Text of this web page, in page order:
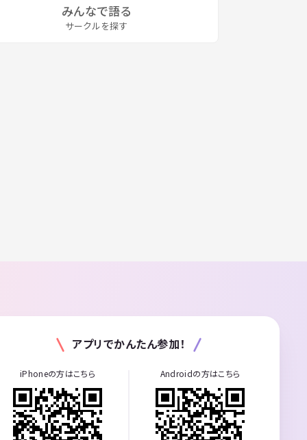
みんなで語る
サークルを探す
アプリでかんたん参加！
iPhoneの方はこちら Androidの方はこちら